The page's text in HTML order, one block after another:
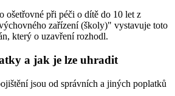
ošetřovné při péči o dítě do 10 let z
zařízení (školy)" vystavuje toto
který o uzavření rozhodl.
a jak je lze uhradit
jsou od správních a jiných poplatků